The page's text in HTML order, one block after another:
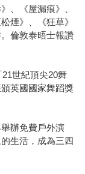
、《屋漏痕》、
煙》、《狂草》
倫敦泰晤士報讚
世紀頂尖20舞
英國國家舞蹈獎
辦免費戶外演
生活，成為三四